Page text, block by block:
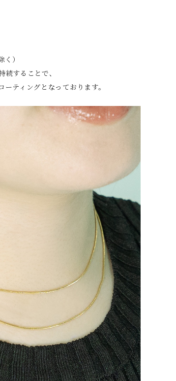
）
することで、
ティングとなっております。